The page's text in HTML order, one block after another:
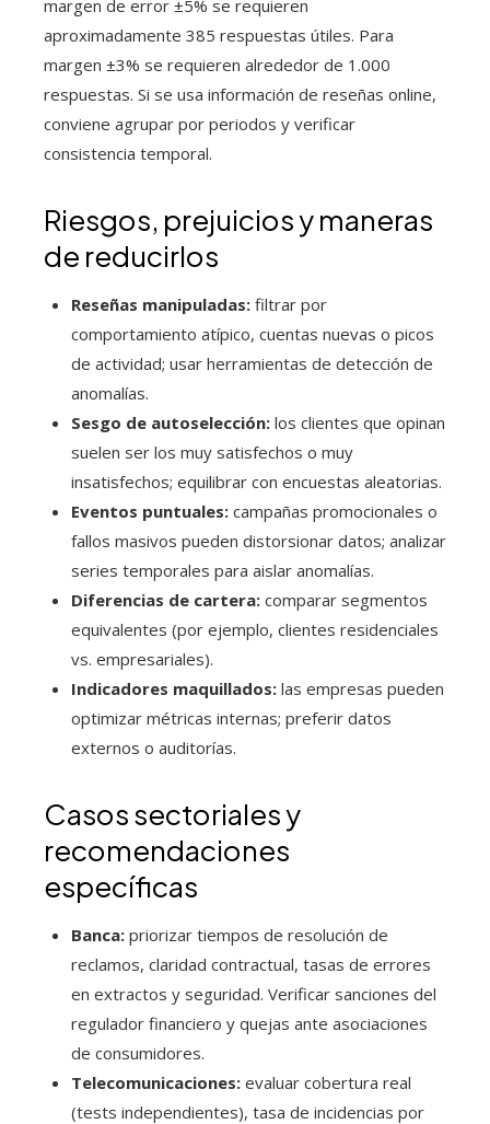
margen de error ±5% se requieren
aproximadamente 385 respuestas útiles. Para
margen ±3% se requieren alrededor de 1.000
respuestas. Si se usa información de reseñas online,
conviene agrupar por periodos y verificar
consistencia temporal.
Riesgos, prejuicios y maneras
de reducirlos
Reseñas manipuladas: filtrar por
comportamiento atípico, cuentas nuevas o picos
de actividad; usar herramientas de detección de
anomalías.
Sesgo de autoselección: los clientes que opinan
suelen ser los muy satisfechos o muy
insatisfechos; equilibrar con encuestas aleatorias.
Eventos puntuales: campañas promocionales o
fallos masivos pueden distorsionar datos; analizar
series temporales para aislar anomalías.
Diferencias de cartera: comparar segmentos
equivalentes (por ejemplo, clientes residenciales
vs. empresariales).
Indicadores maquillados: las empresas pueden
optimizar métricas internas; preferir datos
externos o auditorías.
Casos sectoriales y
recomendaciones
específicas
Banca: priorizar tiempos de resolución de
reclamos, claridad contractual, tasas de errores
en extractos y seguridad. Verificar sanciones del
regulador financiero y quejas ante asociaciones
de consumidores.
Telecomunicaciones: evaluar cobertura real
(tests independientes), tasa de incidencias por